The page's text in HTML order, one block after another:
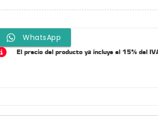
WhatsApp
El precio del producto ya incluye el 15% del